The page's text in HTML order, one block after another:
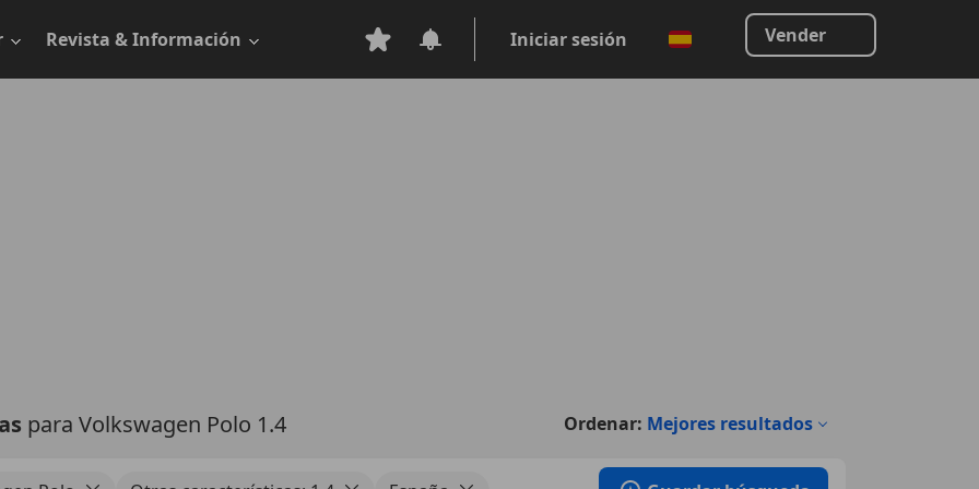
Revista & Información Iniciar sesión Vender
para Volkswagen Polo 1.4 Ordenar: Mejores resultados